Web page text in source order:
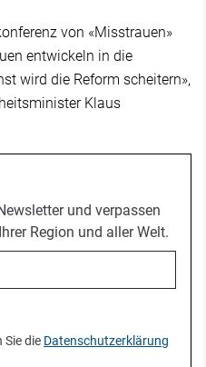
von «Misstrauen»
entwickeln in die
wird die Reform scheitern»,
Klaus
und verpassen
Region und aller Welt.
Sie die Datenschutzerklärung